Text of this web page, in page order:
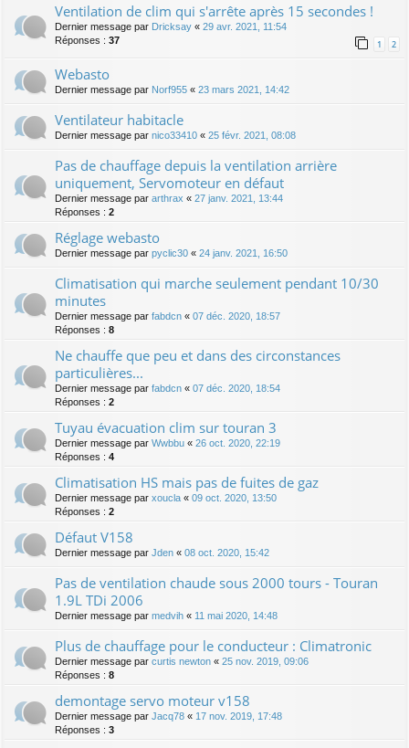
Ventilation de clim qui s'arrête après 15 secondes !
Dernier message par Dricksay « 29 avr. 2021, 11:54
Réponses : 37 1 2
Webasto
Dernier message par Norf955 « 23 mars 2021, 14:42
Ventilateur habitacle
Dernier message par nico33410 « 25 févr. 2021, 08:08
Pas de chauffage depuis la ventilation arrière
uniquement, Servomoteur en défaut
Dernier message par arthrax « 27 janv. 2021, 13:44
Réponses : 2
Réglage webasto
Dernier message par pyclic30 « 24 janv. 2021, 16:50
Climatisation qui marche seulement pendant 10/30
minutes
Dernier message par fabdcn « 07 déc. 2020, 18:57
Réponses : 8
Ne chauffe que peu et dans des circonstances
particulières...
Dernier message par fabdcn « 07 déc. 2020, 18:54
Réponses : 2
Tuyau évacuation clim sur touran 3
Dernier message par Wwbbu « 26 oct. 2020, 22:19
Réponses : 4
Climatisation HS mais pas de fuites de gaz
Dernier message par xoucla « 09 oct. 2020, 13:50
Réponses : 2
Défaut V158
Dernier message par Jden « 08 oct. 2020, 15:42
Pas de ventilation chaude sous 2000 tours - Touran
1.9L TDi 2006
Dernier message par medvih « 11 mai 2020, 14:48
Plus de chauffage pour le conducteur : Climatronic
Dernier message par curtis newton « 25 nov. 2019, 09:06
Réponses : 8
demontage servo moteur v158
Dernier message par Jacq78 « 17 nov. 2019, 17:48
Réponses : 3